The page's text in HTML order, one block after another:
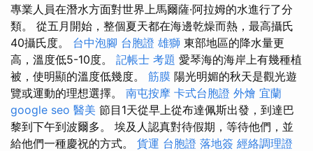
專業人員在潛水方面對世界上馬爾薩·阿拉姆的水進行了分
類。 從五月開始，整個夏天都在海邊乾燥而熱，最高攝氏
40攝氏度。 台中泡腳 台胞證 雄獅 東部地區的降水量更
高，溫度低5-10度。 記帳士 考題 愛琴海的海岸上有幾種植
被，使明顯的溫度低幾度。 筋膜 陽光明媚的秋天是觀光遊
覽或運動的理想選擇。 南屯按摩 卡式台胞證 外燴 宜蘭
google seo 醫美 節目1天從早上從布達佩斯出發，到達巴
黎到下午到波爾多。 埃及人認真對待假期，等待他們，並
給他們一種慶祝的方式。 貨運 台胞證 落地簽 經絡調理證